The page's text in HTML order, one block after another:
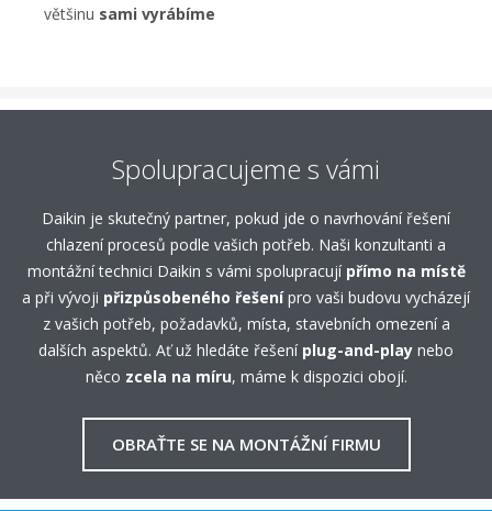
většinu sami vyrábíme
Spolupracujeme s vámi
Daikin je skutečný partner, pokud jde o navrhování řešení
chlazení procesů podle vašich potřeb. Naši konzultanti a
montážní technici Daikin s vámi spolupracují přímo na místě
a při vývoji přizpůsobeného řešenípro vaši budovu vycházejí
z vašich potřeb, požadavků, místa, stavebních omezení a
dalších aspektů. Ať už hledáte řešení plug-and-play nebo
něco zcela na míru, máme k dispozici obojí.
OBRAŤTE SE NA MONTÁŽNÍ FIRMU